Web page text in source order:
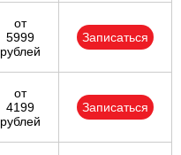
от
5999
рублей
Записаться
от
4199
рублей
Записаться